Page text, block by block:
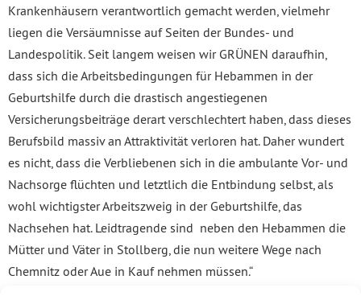
Krankenhäusern verantwortlich gemacht werden, vielmehr
liegen die Versäumnisse auf Seiten der Bundes- und
Landespolitik. Seit langem weisen wir GRÜNEN daraufhin,
dass sich die Arbeitsbedingungen für Hebammen in der
Geburtshilfe durch die drastisch angestiegenen
Versicherungsbeiträge derart verschlechtert haben, dass dieses
Berufsbild massiv an Attraktivität verloren hat. Daher wundert
es nicht, dass die Verbliebenen sich in die ambulante Vor- und
Nachsorge flüchten und letztlich die Entbindung selbst, als
wohl wichtigster Arbeitszweig in der Geburtshilfe, das
Nachsehen hat. Leidtragende sind neben den Hebammen die
Mütter und Väter in Stollberg, die nun weitere Wege nach
Chemnitz oder Aue in Kauf nehmen müssen.“